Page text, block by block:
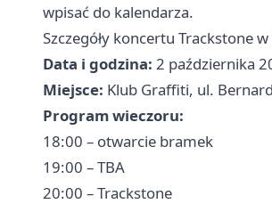
wpisać do kalendarza.
Szczegóły koncertu Trackstone
Data i godzina: 2 października
Miejsce: Klub Graffiti, ul.
Program wieczoru:
18:00 – otwarcie bramek
19:00 – TBA
20:00 – Trackstone